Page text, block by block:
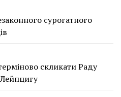
сурогатного
скликати Раду